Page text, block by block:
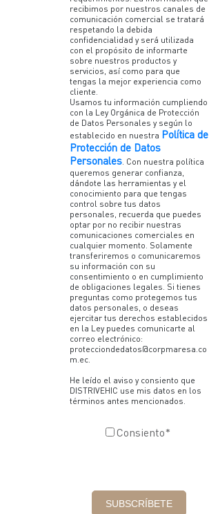
recibimos por nuestros canales de
comunicación comercial se tratará
respetando la debida
confidencialidad y será utilizada
con el propósito de informarte
sobre nuestros productos y
servicios, así como para que
tengas la mejor experiencia como
cliente.
Usamos tu información cumpliendo
con la Ley Orgánica de Protección
de Datos Personales y según lo
establecido en nuestra Política de
Protección de Datos
Personales. Con nuestra política
queremos generar confianza,
dándote las herramientas y el
conocimiento para que tengas
control sobre tus datos
personales, recuerda que puedes
optar por no recibir nuestras
comunicaciones comerciales en
cualquier momento. Solamente
transferiremos o comunicaremos
su información con su
consentimiento o en cumplimiento
de obligaciones legales. Si tienes
preguntas como protegemos tus
datos personales, o deseas
ejercitar tus derechos establecidos
en la Ley puedes comunicarte al
correo electrónico:
protecciondedatos@corpmaresa.co
m.ec.
He leído el aviso y consiento que
DISTRIVEHIC use mis datos en los
términos antes mencionados.
Consiento*